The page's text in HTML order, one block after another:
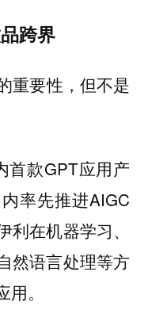
跨界
重要性，但不是
首款GPT应用产
率先推进AIGC
在机器学习、
然语言处理等方
。